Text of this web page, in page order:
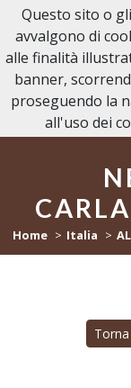
NECROLOGI
Home Italia AL
Questo sito o
avvalgono di
alle finalità
banner,
proseguendo la
all'uso dei